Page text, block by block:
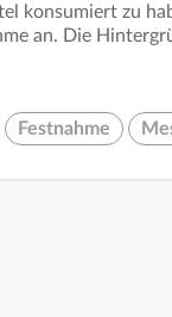
konsumiert zu
an. Die
Festnahme